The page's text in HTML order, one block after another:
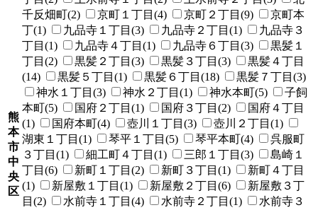
熊
本
市
中
央
区
千反畑町(2)
京町１丁目(4) 京町２丁目(9)
京町本
丁(1)
九品寺１丁目(3) 九品寺２丁目(1)
九品寺３
丁目(1)
九品寺４丁目(1) 九品寺６丁目(3)
黒髪１
丁目(2)
黒髪２丁目(3) 黒髪３丁目(3)
黒髪４丁目
(14)
黒髪５丁目(1) 黒髪６丁目(18)
黒髪７丁目(3)
神水１丁目(3)
神水２丁目(1) 神水本町(5)
子飼
本町(5)
国府２丁目(1) 国府３丁目(2)
国府４丁目
(1)
国府本町(4) 壺川１丁目(3)
壺川２丁目(1)
湖東１丁目(1)
琴平１丁目(5) 琴平本町(4)
呉服町
３丁目(1)
細工町４丁目(1) 三郎１丁目(3)
島崎１
丁目(6)
新町１丁目(2) 新町３丁目(1)
新町４丁目
(1)
新屋敷１丁目(1) 新屋敷２丁目(6)
新屋敷３丁
目(2)
水前寺１丁目(4) 水前寺２丁目(1)
水前寺３